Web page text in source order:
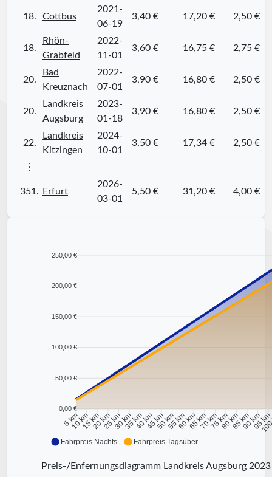
18. Cottbus
2021-
06-19
3,40 € 17,20 € 2,50 €
18.
Rhön-
Grabfeld
2022-
11-01
3,60 € 16,75 € 2,75 €
20.
Bad
Kreuznach
2022-
07-01
3,90 € 16,80 € 2,50 €
20.
Landkreis
Augsburg
2023-
01-18
3,90 € 16,80 € 2,50 €
22.
Landkreis
Kitzingen
2024-
10-01
3,50 € 17,34 € 2,50 €
⋮
351. Erfurt
2026-
03-01
5,50 € 31,20 € 4,00 €
250,00 €
200,00 €
150,00 €
100,00 €
50,00 €
0,00 €
5 km
10 km15 km20 km25 km30 km35 km40 km45 km50 km55 km60 km65 km70 km75 km80 km85 km90 km95 km
Fahrpreis Nachts Fahrpreis Tagsüber
Preis-/Enfernungsdiagramm Landkreis Augsburg 2023